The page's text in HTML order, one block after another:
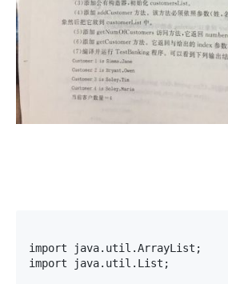
import java.util.ArrayList;
import java.util.List;